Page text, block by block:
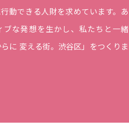
動できる人財を求めています。あ
ブな発想を生かし、私たちと一緒
に 変える街。渋谷区」をつくりま